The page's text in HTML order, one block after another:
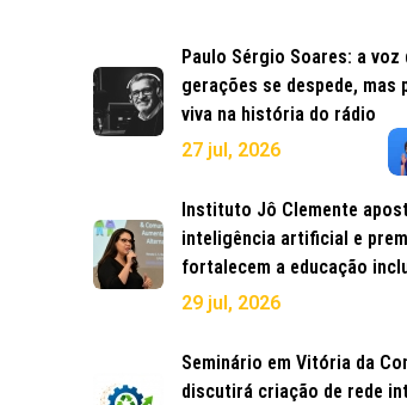
Paulo Sérgio Soares: a voz
gerações se despede, mas
viva na história do rádio
27 jul, 2026
Instituto Jô Clemente
inteligência artificial e
fortalecem a educação
29 jul, 2026
Seminário em Vitória da
discutirá criação de rede